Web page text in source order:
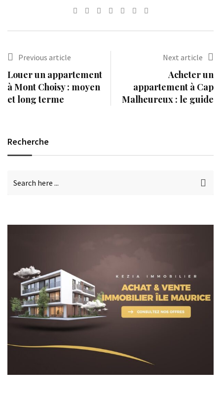
LinkedInTumblrPinterest
SharePrint
Previous article
Louer un appartement
à Mont Choisy : moyen
et long terme
Next article
Acheter un
appartement à Cap
Malheureux : le guide
Recherche